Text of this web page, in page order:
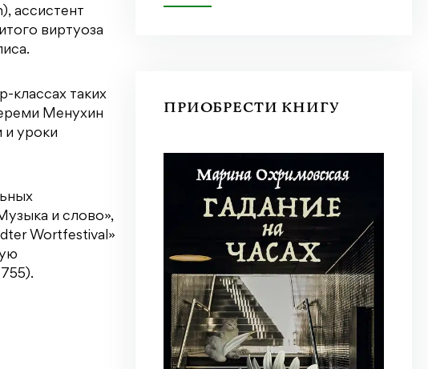
ассистент
виртуоза
классах таких
Менухин
и уроки
и слово»,
Wortfestival»
ПРИОБРЕСТИ КНИГУ